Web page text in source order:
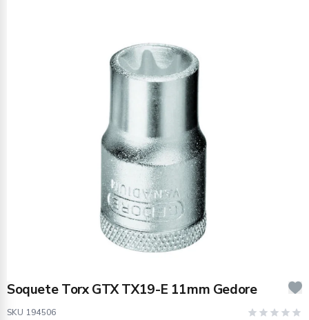
Soquete Torx GTX TX19-E 11mm Gedore
SKU 194506